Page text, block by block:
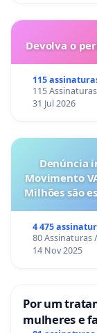
Devolva o
115
115
31 Jul 2026
Denúncia
Movimento
Milhões são
4 475
80 Assinaturas
14 Nov 2025
Por um
mulheres e